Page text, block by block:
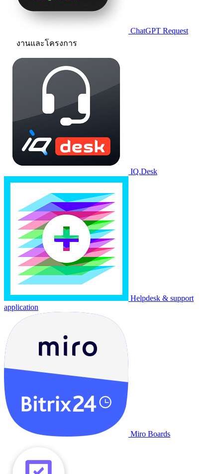
ChatGPT Request
งานและโครงการ
IQ.Desk
Helpdesk & support
application
Miro Boards